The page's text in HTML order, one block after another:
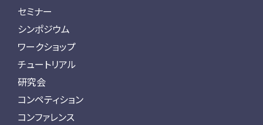
セミナー
シンポジウム
ワークショップ
チュートリアル
研究会
コンペティション
コンファレンス